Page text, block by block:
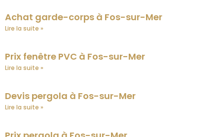
Achat garde-corps à Fos-sur-Mer
Lire la suite »
Prix fenêtre PVC à Fos-sur-Mer
Lire la suite »
Devis pergola à Fos-sur-Mer
Lire la suite »